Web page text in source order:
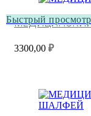
Быстрый просмотр
3300,00 ₽